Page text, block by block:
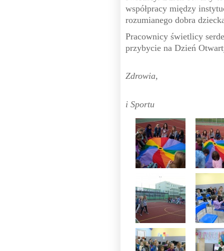
współpracy między
rozumianego dobra
Pracownicy świetlicy
przybycie na Dzień
Zdrowia,
i Sportu